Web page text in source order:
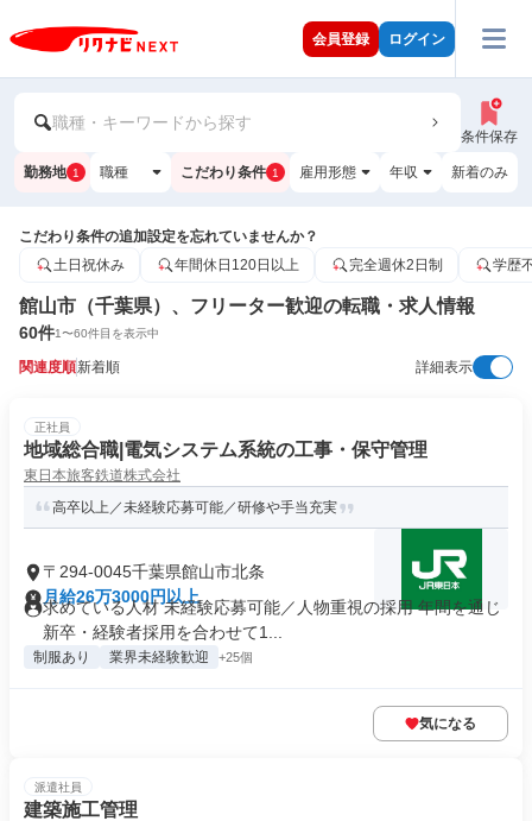
会員登録 ログイン
職種・キーワードから探す
条件保存
勤務地 1 職種 こだわり条件 1 雇用形態 年収 新着のみ
こだわり条件の追加設定を忘れていませんか？
土日祝休み
年間休日120日以上 完全週休2日制 学歴
館山市（千葉県）、フリーター歓迎の転職・求人情報
60件1〜60件目を表示中
関連度順新着順 詳細表示
正社員
地域総合職|電気システム系統の工事・保守管理
東日本旅客鉄道株式会社
高卒以上／未経験応募可能／研修や手当充実
〒294-0045千葉県館山市北条
月給26万3000円以上
求めている人材 未経験応募可能／人物重視の採用 年間を通じ
新卒・経験者採用を合わせて1...
制服あり 業界未経験歓迎 +25個
気になる
派遣社員
建築施工管理